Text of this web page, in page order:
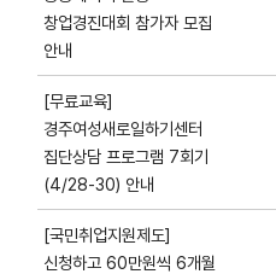
창업경진대회 참가자 모집
안내
[무료교육]
경주여성새로일하기센터
집단상담 프로그램 7회기
(4/28-30) 안내
[국민취업지원제도]
신청하고 60만원씩 6개월